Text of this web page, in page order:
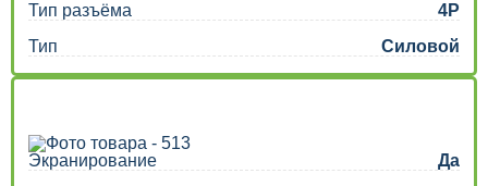
Тип разъёма
4P
Тип
Силовой
Экранирование
Да